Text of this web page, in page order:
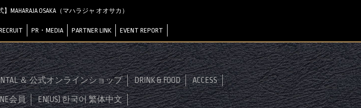
】MAHARAJA OSAKA（マハラジャ オオサカ）
PR・MEDIA PARTNER LINK EVENT REPORT
＆ 公式オンラインショップ DRINK & FOOD ACCESS
会員 EN(US) 한국어 繁体中文